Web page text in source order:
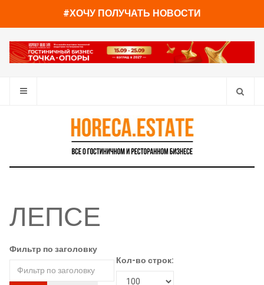
#ХОЧУ ПОЛУЧАТЬ НОВОСТИ
ЛЕПСЕ
Фильтр по заголовку
Кол-во строк: